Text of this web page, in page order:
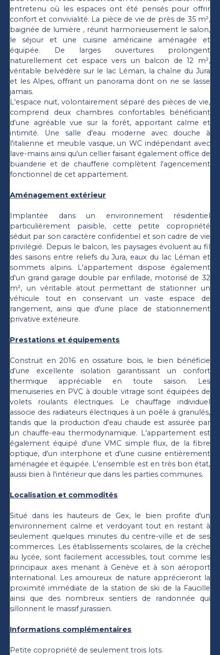
entretenu où les espaces ont été pensés pour offrir
confort et convivialité. La pièce de vie de près de 35 m²,
baignée de lumière , réunit harmonieusement le salon,
le séjour et une cuisine américaine aménagée et
équipée. De larges ouvertures prolongent
naturellement cet espace vers un balcon de 12 m²,
véritable belvédère sur le lac Léman, la chaîne du Jura
et les Alpes, offrant un panorama dont on ne se lasse
jamais.
L'espace nuit, volontairement séparé des pièces de vie,
comprend deux chambres confortables bénéficiant
d'une agréable vue sur la forêt, apportant calme et
intimité. Une salle d'eau moderne avec douche à
l'italienne et meuble vasque, un WC indépendant avec
lave-mains ainsi qu'un cellier faisant également office de
buanderie et de chaufferie complètent l'agencement
fonctionnel de cet appartement.
Aménagement extérieur
Implantée dans un environnement résidentiel
particulièrement paisible, cette petite copropriété
séduit par son caractère confidentiel et son cadre de vie
privilégié. Depuis le balcon, les paysages évoluent au fil
des saisons entre reliefs du Jura, eaux du lac Léman et
sommets alpins. L'appartement dispose également
d'un grand garage double par enfilade, motorisé de 32
m², un véritable atout permettant de stationner un
véhicule tout en conservant un vaste espace de
rangement, ainsi que d'une place de stationnement
privative extérieure.
Prestations et équipements
Construit en 2016 en ossature bois, le bien bénéficie
d'une excellente isolation garantissant un confort
thermique appréciable en toute saison. Les
menuiseries en PVC à double vitrage sont équipées de
volets roulants électriques. Le chauffage individuel
associe des radiateurs électriques à un poêle à granulés,
tandis que la production d'eau chaude est assurée par
un chauffe-eau thermodynamique. L'appartement est
également équipé d'une VMC simple flux, de la fibre
optique, d'un interphone et d'une cuisine entièrement
aménagée et équipée. L'ensemble est en très bon état,
aussi bien à l'intérieur que dans les parties communes.
Localisation et commodités
Situé dans les hauteurs de Gex, le bien profite d'un
environnement calme et verdoyant tout en restant à
seulement quelques minutes du centre-ville et de ses
commerces. Les établissements scolaires, de la crèche
au lycée, sont facilement accessibles, tout comme les
principaux axes menant à Genève et à son aéroport
international. Les amoureux de nature apprécieront la
proximité immédiate de la station de ski de la Faucille
ainsi que des nombreux sentiers de randonnée qui
sillonnent le massif jurassien.
Informations complémentaires
Petite copropriété de seulement trois lots.